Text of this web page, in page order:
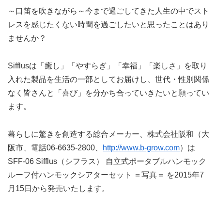
～口笛を吹きながら～今まで過ごしてきた人生の中でスト
レスを感じたくない時間を過ごしたいと思ったことはあり
ませんか？
Sifflusは「癒し」「やすらぎ」「幸福」「楽しさ」を取り
入れた製品を生活の一部としてお届けし、世代・性別関係
なく皆さんと「喜び」を分かち合っていきたいと願ってい
ます。
暮らしに驚きを創造する総合メーカー、株式会社阪和（大
阪市、電話06-6635-2800、
http://www.b-grow.com）は
SFF-06 Sifflus（シフラス） 自立式ポータブルハンモック
ルーフ付ハンモックシアターセット ＝写真＝ を2015年7
月15日から発売いたします。